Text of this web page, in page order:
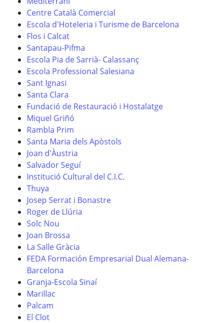
Centre Català Comercial
Escola d'Hoteleria i Turisme de Barcelona
Flos i Calcat
Santapau-Pifma
Escola Pia de Sarrià- Calassanç
Escola Professional Salesiana
Sant Ignasi
Santa Clara
Fundació de Restauració i Hostalatge
Miquel Griñó
Rambla Prim
Santa Maria dels Apòstols
Joan d'Àustria
Salvador Seguí
Institució Cultural del C.I.C.
Thuya
Josep Serrat i Bonastre
Roger de Llúria
Solc Nou
Joan Brossa
La Salle Gràcia
FEDA Formación Empresarial Dual Alemana-
Barcelona
Granja-Escola Sinaí
Marillac
Palcam
El Clot